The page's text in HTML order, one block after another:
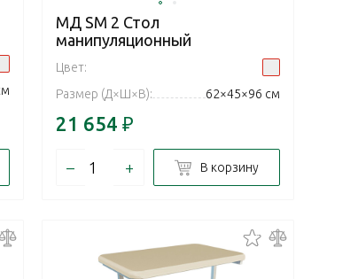
МД SM 2 Стол
манипуляционный
Цвет:
Размер (Д×Ш×В):
62×45×96 см
21 654 ₽
– + В корзину